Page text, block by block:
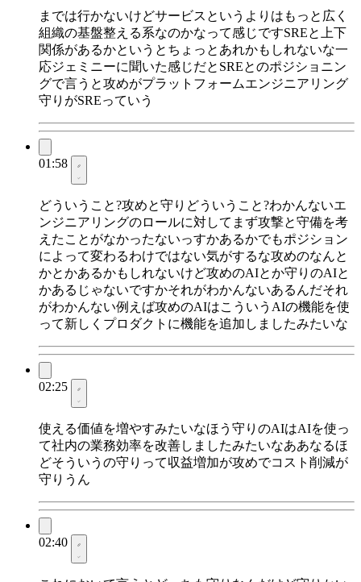
までは行かないけどサービスというよりはもっと広く
組織の基盤整える系なのかなって感じですSREと上下
関係があるかというとちょっとあれかもしれないな一
応ジェミニーに聞いた感じだとSREとのポジショニン
グで言うと攻めがプラットフォームエンジニアリング
守りがSREっていう
01:58
どういうこと?攻めと守りどういうこと?わかんないエ
ンジニアリングのロールに対してまず攻撃と守備を考
えたことがなかったないっすかあるかでもポジション
によって変わるわけではない気がするな攻めのなんと
かとかあるかもしれないけど攻めのAIとか守りのAIと
かあるじゃないですかそれがわかんないあるんだそれ
がわかんない例えば攻めのAIはこういうAIの機能を使
って新しくプロダクトに機能を追加しましたみたいな
02:25
使える価値を増やすみたいなほう守りのAIはAIを使っ
て社内の業務効率を改善しましたみたいなああなるほ
どそういうの守りって収益増加が攻めでコスト削減が
守りうん
02:40